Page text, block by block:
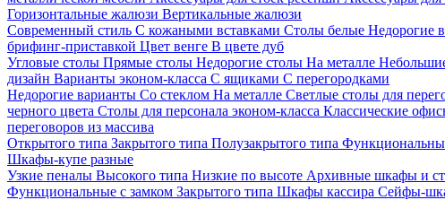
Горизонтальные жалюзи Вертикальные жалюзи
Современный стиль С кожаными вставками Столы белые Недорогие
брифинг-приставкой Цвет венге В цвете дуб
Угловые столы Прямые столы Недорогие столы На металле
дизайн Варианты эконом-класса С ящиками С перегородками
Недорогие варианты Со стеклом На металле Светлые столы для
черного цвета Столы для персонала эконом-класса Классические
переговоров из массива
Открытого типа Закрытого типа Полузакрытого типа
Шкафы-купе разные
Узкие пеналы Высокого типа Низкие по высоте Архивные шкафы и
Функциональные с замком Закрытого типа Шкафы кассира Сейфы-